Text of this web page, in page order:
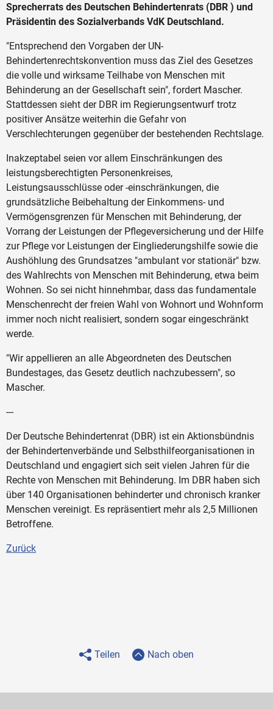
Sprecherrats des Deutschen Behindertenrats (DBR ) und
Präsidentin des Sozialverbands VdK Deutschland.
"Entsprechend den Vorgaben der UN-
Behindertenrechtskonvention muss das Ziel des Gesetzes
die volle und wirksame Teilhabe von Menschen mit
Behinderung an der Gesellschaft sein", fordert Mascher.
Stattdessen sieht der DBR im Regierungsentwurf trotz
positiver Ansätze weiterhin die Gefahr von
Verschlechterungen gegenüber der bestehenden Rechtslage.
Inakzeptabel seien vor allem Einschränkungen des
leistungsberechtigten Personenkreises,
Leistungsausschlüsse oder -einschränkungen, die
grundsätzliche Beibehaltung der Einkommens- und
Vermögensgrenzen für Menschen mit Behinderung, der
Vorrang der Leistungen der Pflegeversicherung und der Hilfe
zur Pflege vor Leistungen der Eingliederungshilfe sowie die
Aushöhlung des Grundsatzes "ambulant vor stationär" bzw.
des Wahlrechts von Menschen mit Behinderung, etwa beim
Wohnen. So sei nicht hinnehmbar, dass das fundamentale
Menschenrecht der freien Wahl von Wohnort und Wohnform
immer noch nicht realisiert, sondern sogar eingeschränkt
werde.
"Wir appellieren an alle Abgeordneten des Deutschen
Bundestages, das Gesetz deutlich nachzubessern", so
Mascher.
---
Der Deutsche Behindertenrat (DBR) ist ein Aktionsbündnis
der Behindertenverbände und Selbsthilfeorganisationen in
Deutschland und engagiert sich seit vielen Jahren für die
Rechte von Menschen mit Behinderung. Im DBR haben sich
über 140 Organisationen behinderter und chronisch kranker
Menschen vereinigt. Es repräsentiert mehr als 2,5 Millionen
Betroffene.
Zurück
Teilen Nach oben